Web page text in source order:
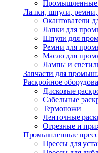
Промышленные
Лапки, шпули, ремни,
Окантователи
Лапки для
Шпули для
Ремни для
Масло для
Лампы и
Запчасти для
Раскройное
Дисковые
Сабельные
Термоножи
Ленточные
Отрезные и
Промышленные
Прессы для